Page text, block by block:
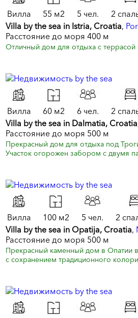
Вилла 55 м2 5 чел. 2
Villa by the sea in Istria, Croatia,
Расстояние до моря 400 м
Отличный дом для отдыха с
Вилла 60 м2 6 чел. 2
Villa by the sea in Dalmatia, Croatia
Расстояние до моря 500 м
Прекрасный дом для отдыха под
Участок огорожен забором с двумя
Вилла 100 м2 5 чел. 2
Villa by the sea in Opatija, Croatia,
Расстояние до моря 500 м
Прекрасный каменный дом в Опатии
с сохранением традиционного